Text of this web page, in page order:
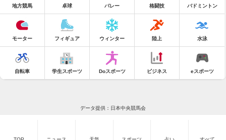
地方競馬 卓球 バレー 格闘技 バドミントン
モーター フィギュア ウィンター 陸上 水泳
自転車 学生スポーツ Doスポーツ ビジネス eスポーツ
データ提供：日本中央競馬会